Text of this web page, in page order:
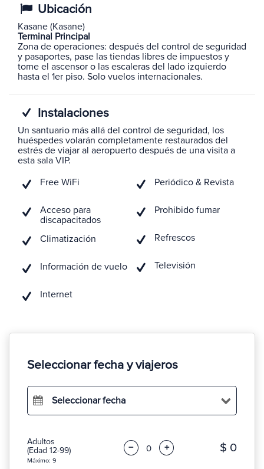
Ubicación
Kasane (Kasane)
Terminal Principal
Zona de operaciones: después del control de seguridad
y pasaportes, pase las tiendas libres de impuestos y
tome el ascensor o las escaleras del lado izquierdo
hasta el 1er piso. Solo vuelos internacionales.
Instalaciones
Un santuario más allá del control de seguridad, los
huéspedes volarán completamente restaurados del
estrés de viajar al aeropuerto después de una visita a
esta sala VIP.
Free WiFi
Acceso para
discapacitados
Climatización
Información de vuelo
Internet
Periódico & Revista
Prohibido fumar
Refrescos
Televisión
Seleccionar fecha y viajeros
Seleccionar fecha
Adultos
(Edad 12-99)
Máximo: 9
− + $ 0